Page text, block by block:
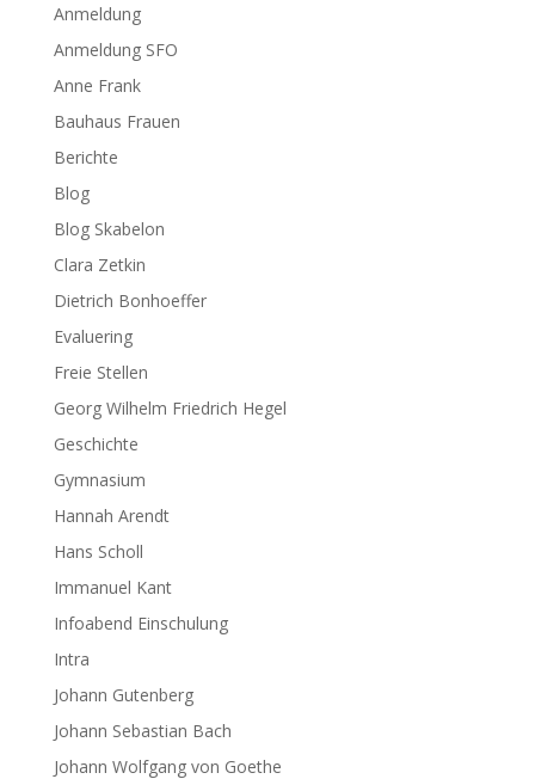
Anmeldung
Anmeldung SFO
Anne Frank
Bauhaus Frauen
Berichte
Blog
Blog Skabelon
Clara Zetkin
Dietrich Bonhoeffer
Evaluering
Freie Stellen
Georg Wilhelm Friedrich Hegel
Geschichte
Gymnasium
Hannah Arendt
Hans Scholl
Immanuel Kant
Infoabend Einschulung
Intra
Johann Gutenberg
Johann Sebastian Bach
Johann Wolfgang von Goethe